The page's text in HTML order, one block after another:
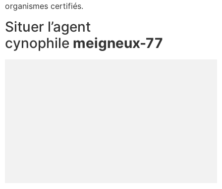
organismes certifiés.
Situer l’agent
cynophile meigneux-77